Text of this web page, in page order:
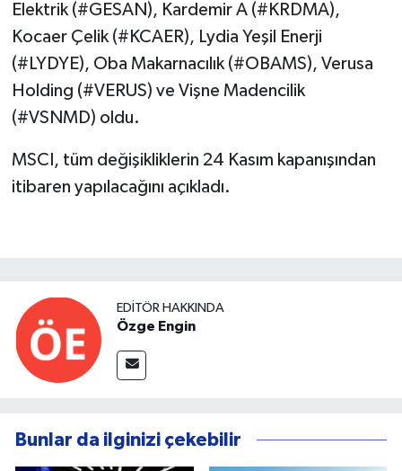
Elektrik (#GESAN), Kardemir A (#KRDMA),
Kocaer Çelik (#KCAER), Lydia Yeşil Enerji
(#LYDYE), Oba Makarnacılık (#OBAMS), Verusa
Holding (#VERUS) ve Vişne Madencilik
(#VSNMD) oldu.
MSCI, tüm değişikliklerin 24 Kasım kapanışından
itibaren yapılacağını açıkladı.
EDITÖR HAKKINDA
Özge Engin
Bunlar da ilginizi çekebilir